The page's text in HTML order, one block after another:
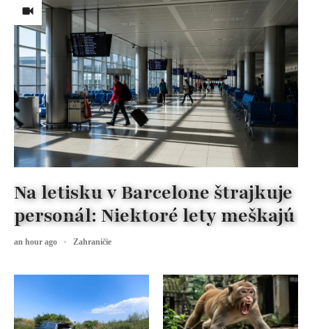
Na letisku v Barcelone štrajkuje
personál: Niektoré lety meškajú
an hour ago Zahraničie